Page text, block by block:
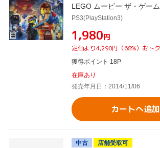
LEGO ムービー ザ・ゲーム
PS3(PlayStation3)
¥1,980円
定価より4,290円（68%）おトク
獲得ポイント 18P
在庫あり
発売年月日：2014/11/06
カートへ追加
中古
店舗受取可